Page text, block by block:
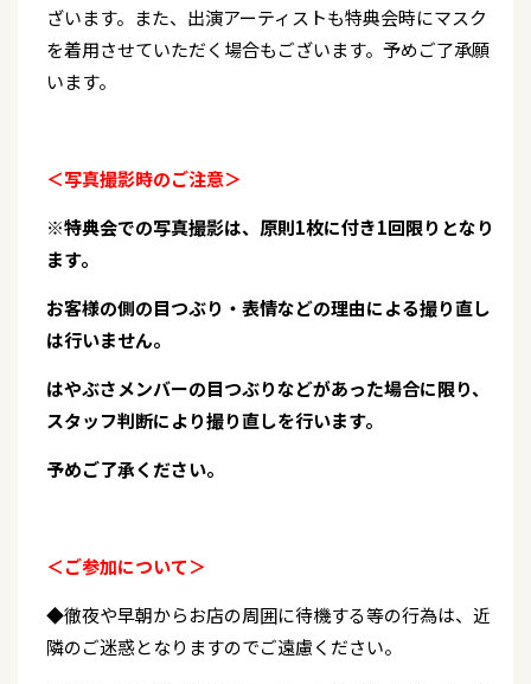
ざいます。また、出演アーティストも特典会時にマスク
を着用させていただく場合もございます。予めご了承願
います。
＜写真撮影時のご注意＞
※特典会での写真撮影は、原則1枚に付き1回限りとなり
ます。
お客様の側の目つぶり・表情などの理由による撮り直し
は行いません。
はやぶさメンバーの目つぶりなどがあった場合に限り、
スタッフ判断により撮り直しを行います。
予めご了承ください。
＜ご参加について＞
◆徹夜や早朝からお店の周囲に待機する等の行為は、近
隣のご迷惑となりますのでご遠慮ください。